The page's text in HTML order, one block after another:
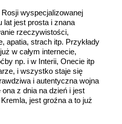
Rosji wyspecjalizowanej
lat jest prosta i znana
rzeczywistości,
apatia, strach itp. Przykłady
w całym internecie,
np. i w Interii, Onecie itp
i wszystko staje się
i autentyczna wojna
z dnia na dzień i jest
jest groźna a to już